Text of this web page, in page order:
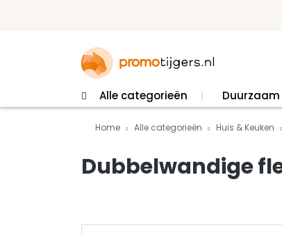
Alle categorieën Duurzaam
Home Alle categorieën Huis & Keuken
Dubbelwandige